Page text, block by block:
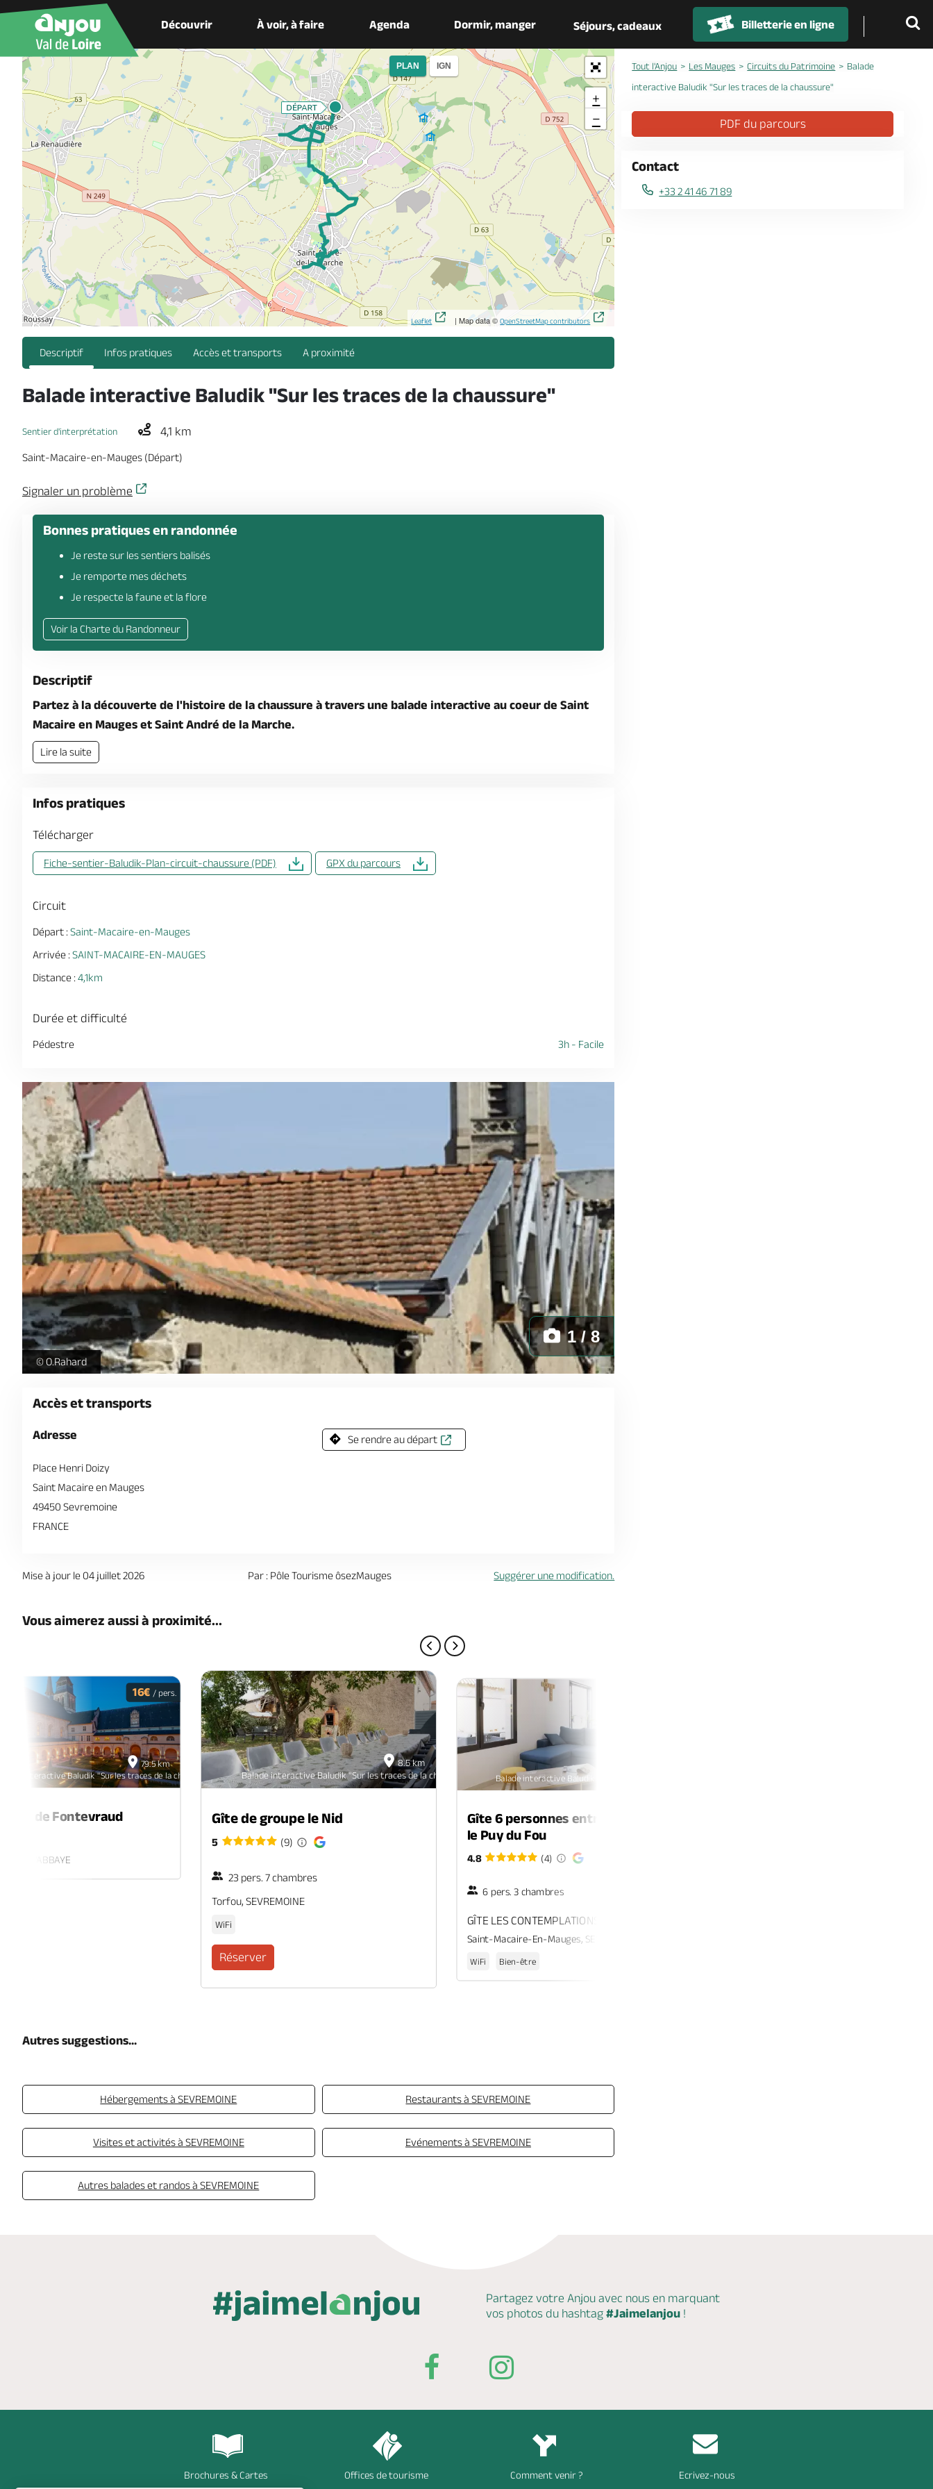
Découvrir À voir, à faire Agenda Dormir, manger Séjours, cadeaux Billetterie en ligne
PLAN IGN
+
−
Leaflet | Map data ©OpenStreetMap contributors
Descriptif Infos pratiques Accès et transports A proximité
Balade interactive Baludik "Sur les traces de la chaussure"
Sentier d'interprétation 4,1 km
Saint-Macaire-en-Mauges (Départ)
Signaler un problème
Bonnes pratiques en randonnée
Je reste sur les sentiers balisés
Je remporte mes déchets
Je respecte la faune et la flore
Voir la Charte du Randonneur
Descriptif
Partez à la découverte de l'histoire de la chaussure à travers une balade interactive au coeur de Saint
Macaire en Mauges et Saint André de la Marche.
Lire la suite
Infos pratiques
Télécharger
Fiche-sentier-Baludik-Plan-circuit-chaussure (PDF) GPX du parcours
Circuit
Départ :Saint-Macaire-en-Mauges
Arrivée :SAINT-MACAIRE-EN-MAUGES
Distance :4,1km
Durée et difficulté
Pédestre 3h - Facile
maison-ouvrier-chaussure-st-macaire-en-mauges-anjou -
© O.Rahard
1 / 8
Accès et transports
Adresse
Place Henri Doizy
Saint Macaire en Mauges
49450 Sevremoine
FRANCE
Se rendre au départ
Mise à jour le 04 juillet 2026 Par : Pôle Tourisme ôsezMauges Suggérer une modification.
Vous aimerez aussi à proximité...
79.5 km
interactive Baludik "Sur les traces de la chaussure"
16€ / pers.
de Fontevraud
L'ABBAYE
8.5 km
Balade interactive Baludik "Sur les traces de la chaussure"
Gîte de groupe le Nid
5 (9)
23 pers. 7 chambres
Torfou, SEVREMOINE
WiFi
Réserver
Balade interactive Baludik "Sur les traces de la chaussure"
Gîte 6 personnes entre Nantes et
le Puy du Fou
4.8 (4)
6 pers. 3 chambres
GÎTE LES CONTEMPLATIONS
Saint-Macaire-En-Mauges, SEVREMOINE
WiFi Bien-être
Autres suggestions...
Hébergements à SEVREMOINE Restaurants à SEVREMOINE
Visites et activités à SEVREMOINE Evénements à SEVREMOINE
Autres balades et randos à SEVREMOINE
Tout l'Anjou Les Mauges Circuits du Patrimoine
Balade
interactive Baludik "Sur les traces de la chaussure"
PDF du parcours
Contact
+33 2 41 46 71 89
Partagez votre Anjou avec nous en marquant
vos photos du hashtag #Jaimelanjou !
Brochures & Cartes Offices de tourisme Comment venir ? Ecrivez-nous